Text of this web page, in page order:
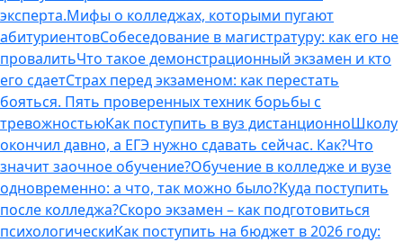
эксперта.Мифы о колледжах, которыми пугают
абитуриентовСобеседование в магистратуру: как его не
провалитьЧто такое демонстрационный экзамен и кто
его сдаетСтрах перед экзаменом: как перестать
бояться. Пять проверенных техник борьбы с
тревожностьюКак поступить в вуз дистанционноШколу
окончил давно, а ЕГЭ нужно сдавать сейчас. Как?Что
значит заочное обучение?Обучение в колледже и вузе
одновременно: а что, так можно было?Куда поступить
после колледжа?Скоро экзамен – как подготовиться
психологическиКак поступить на бюджет в 2026 году: